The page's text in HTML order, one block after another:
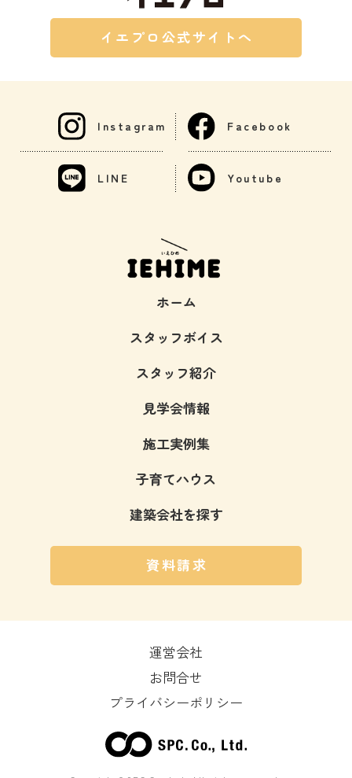
イエプロ公式サイトへ
ホーム
スタッフボイス
スタッフ紹介
見学会情報
施工実例集
子育てハウス
建築会社を探す
資料請求
Instagram Facebook
LINE Youtube
運営会社
お問合せ
プライバシーポリシー